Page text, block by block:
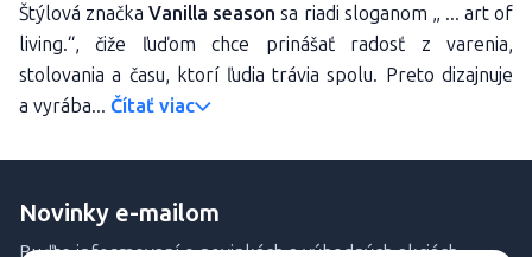
Štýlová značkaVanilla season sa riadi sloganom „ ... art of
living.“, čiže ľuďom chce prinášať radosť z varenia,
stolovania a času, ktorí ľudia trávia spolu. Preto dizajnuje
a vyrába... Čítať viac
Novinky e-mailom